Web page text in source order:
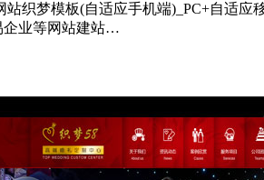
织梦模板(自适应手机端)_PC+自适
企业等网站建站…